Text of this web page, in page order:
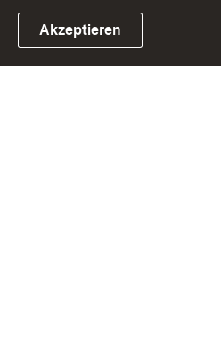
Link zum Landesportal
Akzeptieren